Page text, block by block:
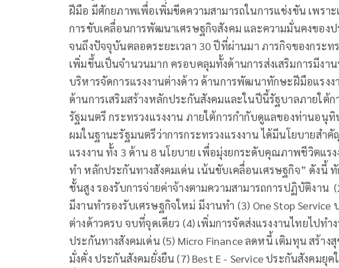
ฝีมือ มีศักยภาพเพื่อเพิ่มขีดความสามารถในการแข่งขัน เพรา
การขับเคลื่อนการพัฒนาเศรษฐกิจสังคม และความมั่นคงของ
จนถึงปัจจุบันตลอดระยะเวลา 30 ปีที่ผ่านมา ภารกิจของกระท
เพิ่มขึ้นเป็นจำนวนมาก ครอบคลุมทั้งด้านการส่งเสริมการมีงา
บริหารจัดการแรงงานต่างด้าว ด้านการพัฒนาทักษะฝีมือแรงง
ด้านการเสริมสร้างหลักประกันสังคมและในปีนี้รัฐบาลภายใต้
รัฐมนตรี กระทรวงแรงงาน ภายใต้การกำกับดูแลของท่านอนุ
ผมในฐานะรัฐมนตรีว่าการกระทรวงแรงงาน ได้มีนโยบายสำ
แรงงาน ทั้ง 3 ด้าน 8 นโยบาย เพื่อมุ่งยกระดับคุณภาพชีวิตแร
ทำ หลักประกันทางสังคมเด่น เน้นขับเคลื่อนเศรษฐกิจ” ดัง
ชั้นสูง รองรับการจ่ายค่าจ้างตามความสามารถการปฏิบัติงาน
มีงานทำรองรับเศรษฐกิจใหม่ มีงานทำ (3) One Stop Service
ต่างด้าวครบ จบที่จุดเดียว (4) เพิ่มการจัดส่งแรงงานไทยไปท
ประกันทางสังคมเด่น (5) Micro Finance ลดหนี้ เติมทุน สร้าง
มั่งคั่ง ประกันสังคมยั่งยืน (7) Best E - Service ประกันสังคมยุ